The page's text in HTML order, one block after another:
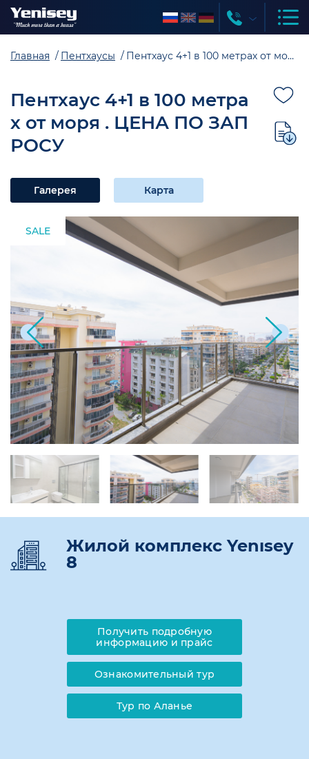
Главная Пентхаусы Пентхаус 4+1 в 100 метрах от моря . ЦЕНА ПО ЗАПРОСУ
Пентхаус 4+1 в 100 метра
х от моря . ЦЕНА ПО ЗАП
РОСУ
Галерея Карта
SALE
Жилой комплекс Yenısey
8
Получить подробную
информацию и прайс
Ознакомительный тур
Тур по Аланье